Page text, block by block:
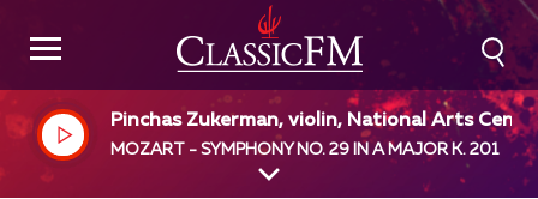
Pinchas Zukerman, violin, National Arts
Orchestra, Pinchas Zukerman, dir
MOZART - SYMPHONY NO. 29 IN A MAJOR K. 201